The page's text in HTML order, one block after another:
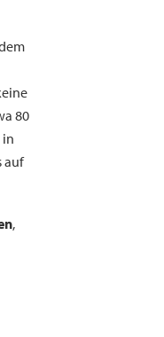
80
in
auf
,